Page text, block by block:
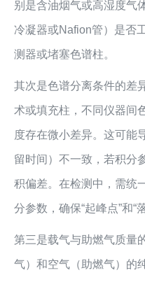
别是含油烟气或高湿度气
冷凝器或Nafion管）是否
测器或堵塞色谱柱。
其次是色谱分离条件的差
术或填充柱，不同仪器间
度存在微小差异。这可能
留时间）不一致，若积分
积偏差。在检测中，需统
分参数，确保“起峰点”和“
第三是载气与助燃气质量
气）和空气（助燃气）的